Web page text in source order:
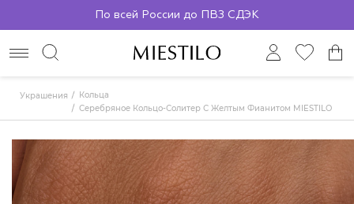
По всей России до ПВЗ СДЭК
Украшения
Кольца
Серебряное Кольцо-Солитер С Желтым Фианитом MIESTILO